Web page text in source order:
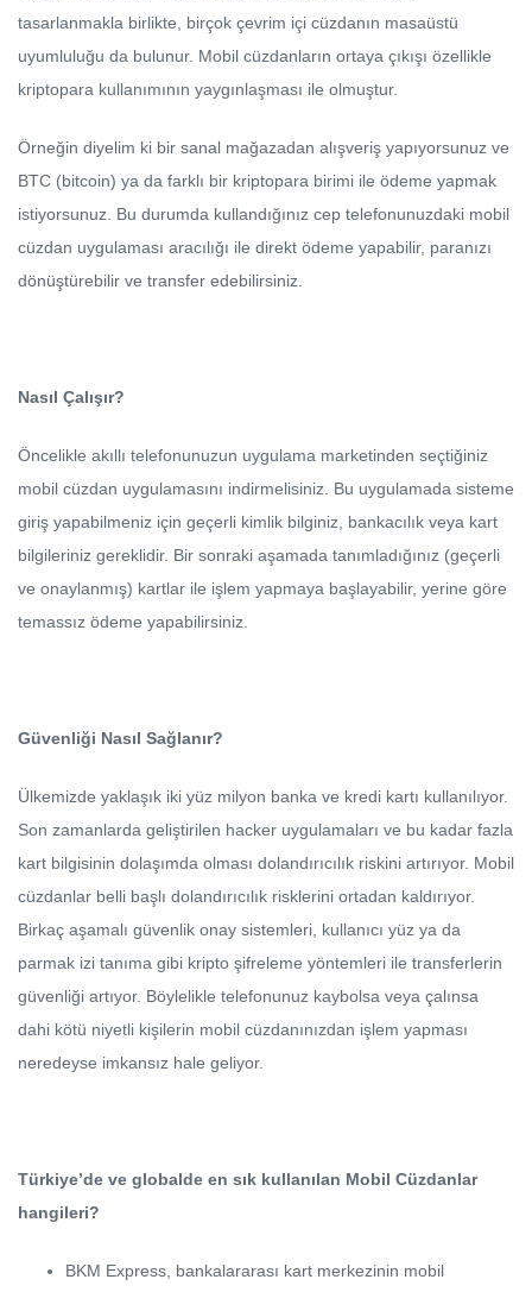
tasarlanmakla birlikte, birçok çevrim içi cüzdanın masaüstü
uyumluluğu da bulunur. Mobil cüzdanların ortaya çıkışı özellikle
kriptopara kullanımının yaygınlaşması ile olmuştur.
Örneğin diyelim ki bir sanal mağazadan alışveriş yapıyorsunuz ve
BTC (bitcoin) ya da farklı bir kriptopara birimi ile ödeme yapmak
istiyorsunuz. Bu durumda kullandığınız cep telefonunuzdaki mobil
cüzdan uygulaması aracılığı ile direkt ödeme yapabilir, paranızı
dönüştürebilir ve transfer edebilirsiniz.
Nasıl Çalışır?
Öncelikle akıllı telefonunuzun uygulama marketinden seçtiğiniz
mobil cüzdan uygulamasını indirmelisiniz. Bu uygulamada sisteme
giriş yapabilmeniz için geçerli kimlik bilginiz, bankacılık veya kart
bilgileriniz gereklidir. Bir sonraki aşamada tanımladığınız (geçerli
ve onaylanmış) kartlar ile işlem yapmaya başlayabilir, yerine göre
temassız ödeme yapabilirsiniz.
Güvenliği Nasıl Sağlanır?
Ülkemizde yaklaşık iki yüz milyon banka ve kredi kartı kullanılıyor.
Son zamanlarda geliştirilen hacker uygulamaları ve bu kadar fazla
kart bilgisinin dolaşımda olması dolandırıcılık riskini artırıyor. Mobil
cüzdanlar belli başlı dolandırıcılık risklerini ortadan kaldırıyor.
Birkaç aşamalı güvenlik onay sistemleri, kullanıcı yüz ya da
parmak izi tanıma gibi kripto şifreleme yöntemleri ile transferlerin
güvenliği artıyor. Böylelikle telefonunuz kaybolsa veya çalınsa
dahi kötü niyetli kişilerin mobil cüzdanınızdan işlem yapması
neredeyse imkansız hale geliyor.
Türkiye’de ve globalde en sık kullanılan Mobil Cüzdanlar
hangileri?
BKM Express, bankalararası kart merkezinin mobil